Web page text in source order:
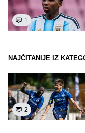
1
NAJČITANIJE IZ
2